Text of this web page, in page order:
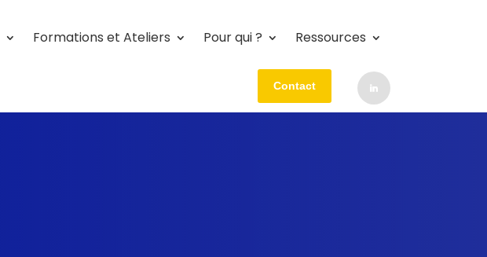
Formations et Ateliers Pour qui ? Ressources
Contact